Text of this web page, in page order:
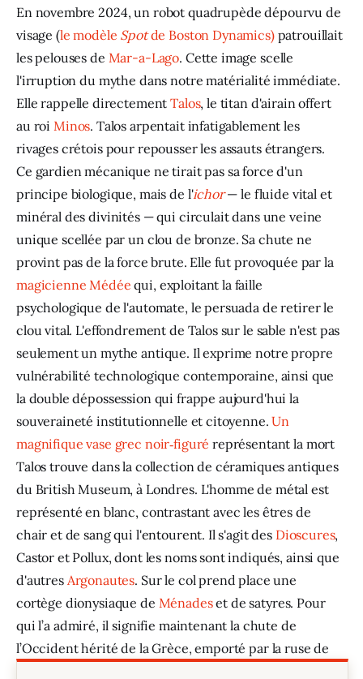
En novembre 2024, un robot quadrupède dépourvu de
visage (le modèle Spot de Boston Dynamics) patrouillait
les pelouses de Mar-a-Lago. Cette image scelle
l'irruption du mythe dans notre matérialité immédiate.
Elle rappelle directement Talos, le titan d'airain offert
au roi Minos. Talos arpentait infatigablement les
rivages crétois pour repousser les assauts étrangers.
Ce gardien mécanique ne tirait pas sa force d'un
principe biologique, mais de l'ichor — le fluide vital et
minéral des divinités — qui circulait dans une veine
unique scellée par un clou de bronze. Sa chute ne
provint pas de la force brute. Elle fut provoquée par la
magicienne Médée qui, exploitant la faille
psychologique de l'automate, le persuada de retirer le
clou vital. L'effondrement de Talos sur le sable n'est pas
seulement un mythe antique. Il exprime notre propre
vulnérabilité technologique contemporaine, ainsi que
la double dépossession qui frappe aujourd'hui la
souveraineté institutionnelle et citoyenne. Un
magnifique vase grec noir‑figuré représentant la mort
Talos trouve dans la collection de céramiques antiques
du British Museum, à Londres. L'homme de métal est
représenté en blanc, contrastant avec les êtres de
chair et de sang qui l'entourent. Il s'agit des Dioscures,
Castor et Pollux, dont les noms sont indiqués, ainsi que
d'autres Argonautes. Sur le col prend place une
cortège dionysiaque de Ménades et de satyres. Pour
qui l’a admiré, il signifie maintenant la chute de
l’Occident hérité de la Grèce, emporté par la ruse de